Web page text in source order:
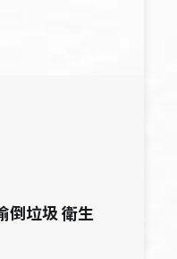
倒垃圾 衛生